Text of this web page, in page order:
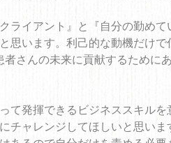
ライアント』と『自分の勤め
います。利己的な動機だけで
さんの未来に貢献するために
て発揮できるビジネススキル
チャレンジしてほしいと思い